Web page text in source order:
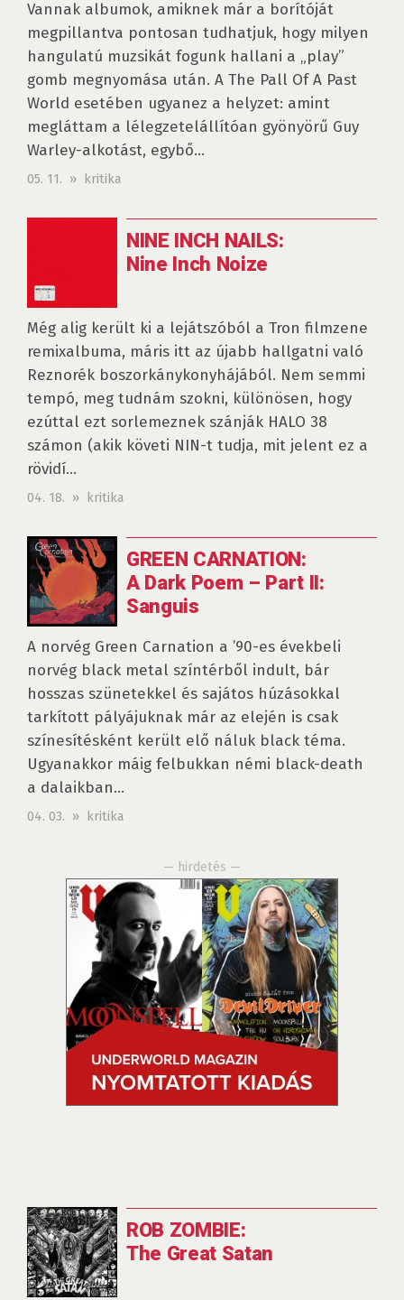
Vannak albumok, amiknek már a borítóját
megpillantva pontosan tudhatjuk, hogy milyen
hangulatú muzsikát fogunk hallani a „play”
gomb megnyomása után. A The Pall Of A Past
World esetében ugyanez a helyzet: amint
megláttam a lélegzetelállítóan gyönyörű Guy
Warley-alkotást, egybő...
05. 11. » kritika
NINE INCH NAILS:
Nine Inch Noize
Még alig került ki a lejátszóból a Tron filmzene
remixalbuma, máris itt az újabb hallgatni való
Reznorék boszorkánykonyhájából. Nem semmi
tempó, meg tudnám szokni, különösen, hogy
ezúttal ezt sorlemeznek szánják HALO 38
számon (akik követi NIN-t tudja, mit jelent ez a
rövidí...
04. 18. » kritika
GREEN CARNATION:
A Dark Poem – Part II:
Sanguis
A norvég Green Carnation a ’90-es évekbeli
norvég black metal színtérből indult, bár
hosszas szünetekkel és sajátos húzásokkal
tarkított pályájuknak már az elején is csak
színesítésként került elő náluk black téma.
Ugyanakkor máig felbukkan némi black-death
a dalaikban...
04. 03. » kritika
— hirdetés —
ROB ZOMBIE:
The Great Satan